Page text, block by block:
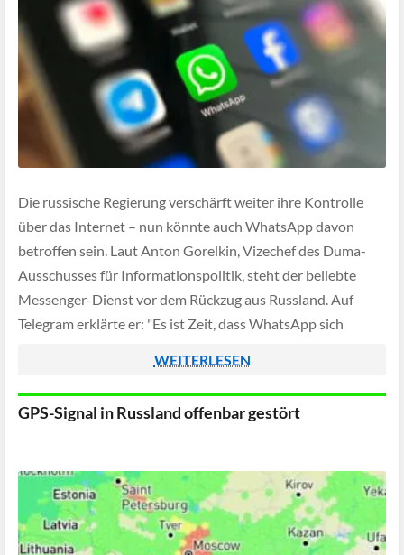
Die russische Regierung verschärft weiter ihre Kontrolle
über das Internet – nun könnte auch WhatsApp davon
betroffen sein. Laut Anton Gorelkin, Vizechef des Duma-
Ausschusses für Informationspolitik, steht der beliebte
Messenger-Dienst vor dem Rückzug aus Russland. Auf
Telegram erklärte er: "Es ist Zeit, dass WhatsApp sich
WEITERLESEN
GPS-Signal in Russland offenbar gestört